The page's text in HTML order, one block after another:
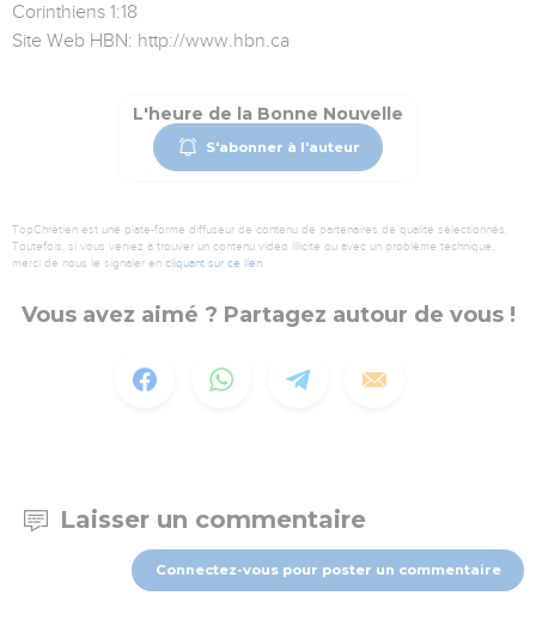
Corinthiens 1:18
Site Web HBN: http://www.hbn.ca
L'heure de la Bonne Nouvelle
S'abonner à l'auteur
TopChrétien est une plate-forme diffuseur de contenu de partenaires de qualité sélectionnés.
Toutefois, si vous veniez à trouver un contenu vidéo illicite ou avec un problème technique,
merci de nous le signaler en cliquant sur ce lien.
Vous avez aimé ? Partagez autour de vous !
Laisser un commentaire
Connectez-vous pour poster un commentaire